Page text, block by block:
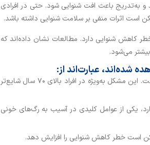
باعث افت شنوایی شود. حتی در افرادی
است اثرات منفی بر سلامت شنوایی داشته باشد.
کاهش شنوایی دارد. مطالعات نشان داده‌اند که
شده‌اند، عبارت‌اند از:
: افزایش سن به‌ عنوان یکی از عوامل اصلی کاهش شنوایی شناخته شده است. این مشکل به‌ویژه در افراد بالای ۷۰ سال شایع‌تر
یکی از عوامل کلیدی در آسیب به رگ‌های خونی